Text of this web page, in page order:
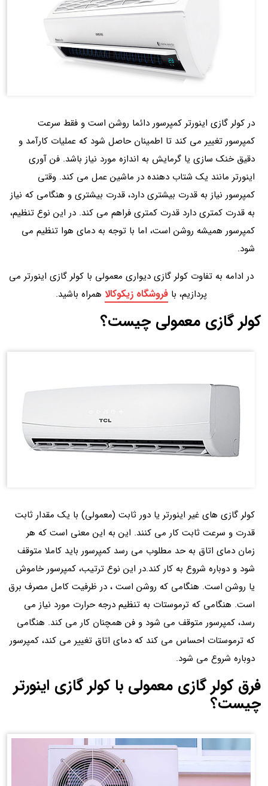
در کولر گازی اینورتر کمپرسور دائما روشن است و فقط سرعت
کمپرسور تغییر می کند تا اطمینان حاصل شود که عملیات کارآمد و
دقیق خنک سازی یا گرمایش به اندازه مورد نیاز باشد. فن آوری
اینورتر مانند یک شتاب دهنده در ماشین عمل می کند. وقتی
کمپرسور نیاز به قدرت بیشتری دارد، قدرت بیشتری و هنگامی که نیاز
به قدرت کمتری دارد قدرت کمتری فراهم می کند. در این نوع تنظیم،
کمپرسور همیشه روشن است، اما با توجه به دمای هوا تنظیم می
شود.
در ادامه به تفاوت کولر گازی دیواری معمولی با کولر گازی اینورتر می
پردازیم، بافروشگاه زیکوکالا همراه باشید.
کولر گازی معمولی چیست؟
کولر گازی های غیر اینورتر یا دور ثابت (معمولی) با یک مقدار ثابت
قدرت و سرعت ثابت کار می کنند. این به این معنی است که هر
زمان دمای اتاق به حد مطلوب می رسد کمپرسور باید کاملا متوقف
شود و دوباره شروع به کار کند.در این نوع ترتیب، کمپرسور خاموش
یا روشن است. هنگامی که روشن است ، در ظرفیت کامل مصرف برق
است. هنگامی که ترموستات به تنظیم درجه حرارت مورد نیاز می
رسد، کمپرسور متوقف می شود و فن همچنان کار می کند. هنگامی
که ترموستات احساس می کند که دمای اتاق تغییر می کند، کمپرسور
دوباره شروع می شود.
فرق کولر گازی معمولی با کولر گازی اینورتر
چیست؟